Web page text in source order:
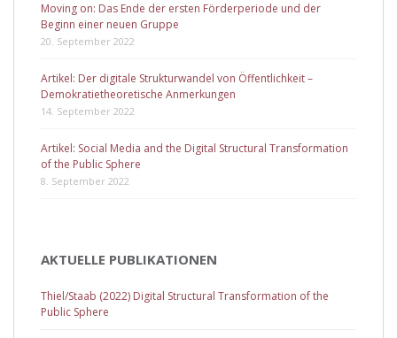
Moving on: Das Ende der ersten Förderperiode und der
Beginn einer neuen Gruppe
20. September 2022
Artikel: Der digitale Strukturwandel von Öffentlichkeit –
Demokratietheoretische Anmerkungen
14. September 2022
Artikel: Social Media and the Digital Structural Transformation
of the Public Sphere
8. September 2022
AKTUELLE PUBLIKATIONEN
Thiel/Staab (2022) Digital Structural Transformation of the
Public Sphere